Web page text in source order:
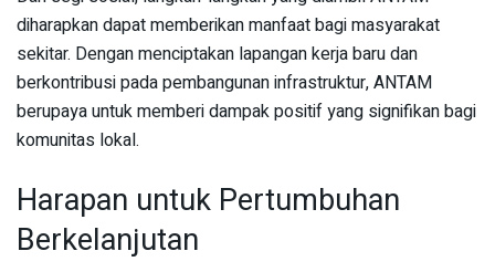
diharapkan dapat memberikan manfaat bagi masyarakat
sekitar. Dengan menciptakan lapangan kerja baru dan
berkontribusi pada pembangunan infrastruktur, ANTAM
berupaya untuk memberi dampak positif yang signifikan bagi
komunitas lokal.
Harapan untuk Pertumbuhan
Berkelanjutan